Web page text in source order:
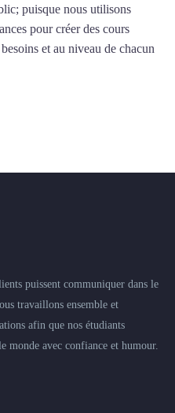
puisque nous utilisons
pour créer des cours
et au niveau de chacun
puissent communiquer dans le
travaillons ensemble et
afin que nos étudiants
monde avec confiance et humour.